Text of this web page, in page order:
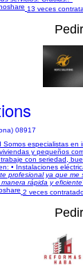
13 veces
08917
especialistas en
y pequeños
con seriedad,
• Instalaciones
profesional ya que me
rápida y
2 veces